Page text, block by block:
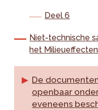
Deel 6
Niet-technische
het
De
openbaar
eveneens